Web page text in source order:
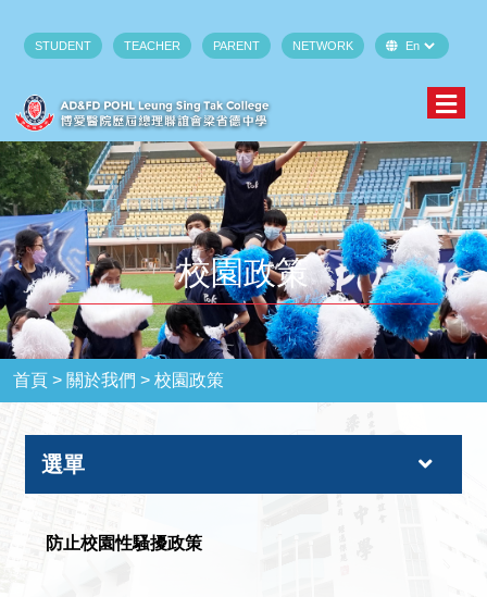
STUDENT TEACHER PARENT NETWORK
校園政策
首頁 > 關於我們 >校園政策
選單
防止校園性騷擾政策